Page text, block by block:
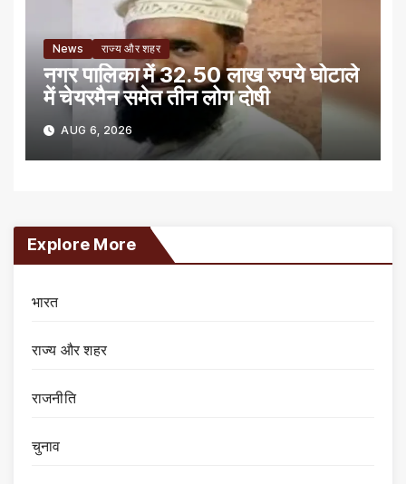
News राज्य और शहर
नगर पालिका में 32.50 लाख रुपये घोटाले
में चेयरमैन समेत तीन लोग दोषी
AUG 6, 2026
Explore More
भारत
राज्य और शहर
राजनीति
चुनाव